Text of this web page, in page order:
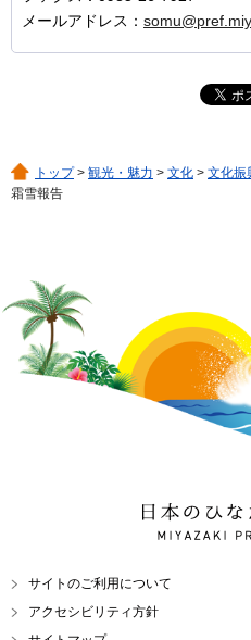
メールアドレス：
トップ> 観光・魅力 > 文化 > 文化振
霜雪報告
日本のひなた
MIYAZAKI
サイトのご利用について
アクセシビリティ方針